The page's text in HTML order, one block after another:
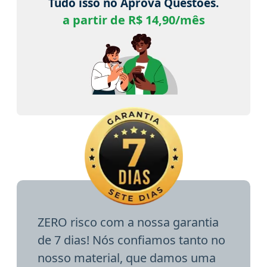
Tudo isso no Aprova Questões.
a partir de R$ 14,90/mês
ZERO risco com a nossa garantia
de 7 dias! Nós confiamos tanto no
nosso material, que damos uma